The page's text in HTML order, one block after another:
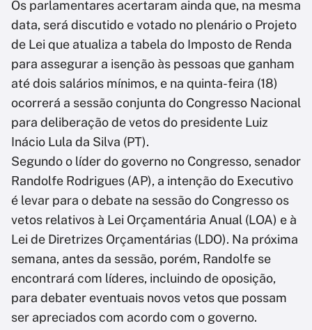
Os parlamentares acertaram ainda que, na mesma
data, será discutido e votado no plenário o Projeto
de Lei que atualiza a tabela do Imposto de Renda
para assegurar a isenção às pessoas que ganham
até dois salários mínimos, e na quinta-feira (18)
ocorrerá a sessão conjunta do Congresso Nacional
para deliberação de vetos do presidente Luiz
Inácio Lula da Silva (PT).
Segundo o líder do governo no Congresso, senador
Randolfe Rodrigues (AP), a intenção do Executivo
é levar para o debate na sessão do Congresso os
vetos relativos à Lei Orçamentária Anual (LOA) e à
Lei de Diretrizes Orçamentárias (LDO). Na próxima
semana, antes da sessão, porém, Randolfe se
encontrará com líderes, incluindo de oposição,
para debater eventuais novos vetos que possam
ser apreciados com acordo com o governo.